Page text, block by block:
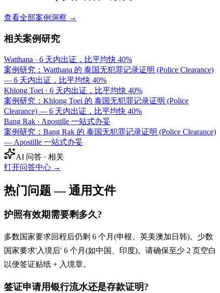
查看全部案例洞察 →
相关案例研究
Watthana · 6 天内出证，比平均快 40%
案例研究：Watthana 的 泰国无犯罪记录证明 (Police Clearance)
— 6 天内出证，比平均快 40%
Khlong Toei · 6 天内出证，比平均快 40%
案例研究：Khlong Toei 的 泰国无犯罪记录证明 (Police
Clearance) — 6 天内出证，比平均快 40%
Bang Rak · Apostille 一站式办妥
案例研究：Bang Rak 的 泰国无犯罪记录证明 (Police Clearance)
— Apostille 一站式办妥
AI 问答 · 相关
打开问答中心 →
热门问题 — 通用文件
护照有效期需要剩多久?
多数国家要求回程后仍剩 6 个月(申根、英美澳加日韩)。少数
国家要求'入境后' 6 个月(如中国、印度)。请确保至少 2 页空白
以便签证贴纸 + 入境章。
签证申请用银行流水还是存款证明?